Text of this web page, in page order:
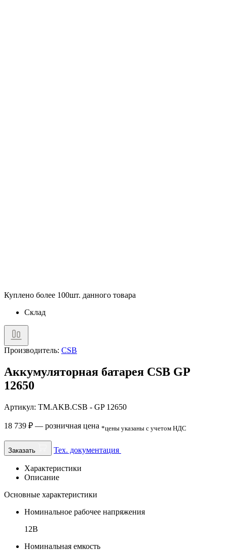
Куплено более 100шт. данного товара
Склад
Производитель: CSB
Аккумуляторная батарея CSB GP
12650
Артикул: TM.AKB.CSB - GP 12650
18 739 ₽ — розничная цена *цены указаны с учетом НДС
Заказать Тех. документация
Характеристики
Описание
Основные характеристики
Номинальное рабочее напряжения
12В
Номинальная емкость